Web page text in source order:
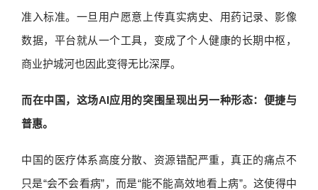
准入标准。一旦用户愿意上传真实病史、用药记录、影像
数据，平台就从一个工具，变成了个人健康的长期中枢，
商业护城河也因此变得无比深厚。
而在中国，这场AI应用的突围呈现出另一种形态：便捷与
普惠。
中国的医疗体系高度分散、资源错配严重，真正的痛点不
只是“会不会看病”，而是“能不能高效地看上病”。这使得中